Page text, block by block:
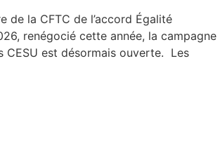
de la CFTC de l’accord Égalité
renégocié cette année, la campagne
CESU est désormais ouverte. Les